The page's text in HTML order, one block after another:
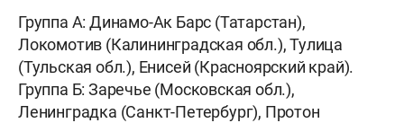
Группа А: Динамо-Ак Барс (Татарстан),
Локомотив (Калининградская обл.), Тулица
(Тульская обл.), Енисей (Красноярский край).
Группа Б: Заречье (Московская обл.),
Ленинградка (Санкт-Петербург), Протон